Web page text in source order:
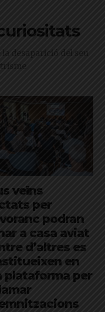
desaparició del seu
veïns
per
podran
a casa aviat
d’altres es
en
plataforma per